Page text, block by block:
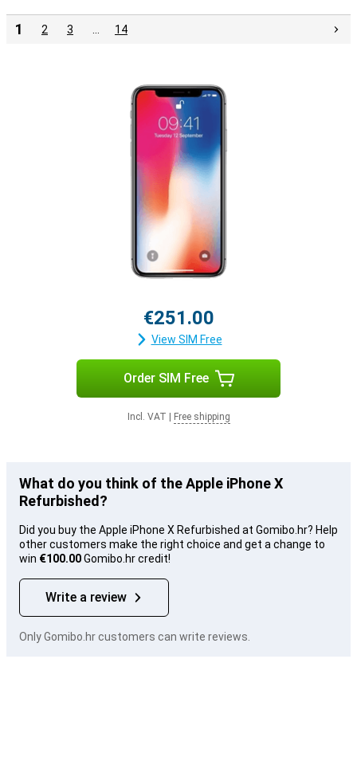
1 2 3 14
€251.00
View SIM Free
Order SIM Free
Incl. VAT Free shipping
What do you think of the Apple iPhone X
Refurbished?
Did you buy the Apple iPhone X Refurbished at Gomibo.hr? Help
other customers make the right choice and get a change to
win €100.00Gomibo.hr credit!
Write a review
Only Gomibo.hr customers can write reviews.